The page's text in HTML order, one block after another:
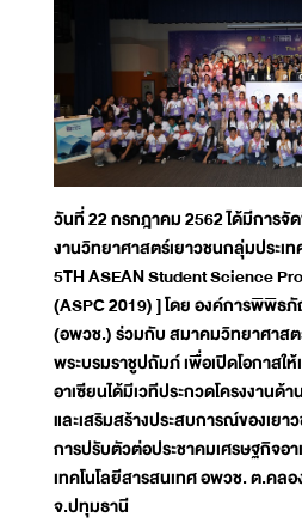
วันที่ 22 กรกฎาคม 2562 ได้มีการจั
งานวิทยาศาสตร์เยาวชนกลุ่มประเ
5TH ASEAN Student Science
(ASPC 2019) ] โดย องค์การพิพิธ
(อพวช.) ร่วมกับ สมาคมวิทยาศาสต
พระบรมราชูปถัมภ์ เพื่อเปิดโอกาสใ
อาเซียนได้มีเวทีประกวดโครงงาน
และเสริมสร้างประสบการณ์ของเย
การปรับตัวต่อประชาคมเศรษฐกิจ
เทคโนโลยีสารสนเทศ อพวช. ต.คล
จ.ปทุมธานี